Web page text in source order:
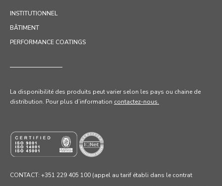
INSTITUTIONNEL
BÂTIMENT
PERFORMANCE COATINGS
La disponibilité des produits peut varier selon les pays ou chaine de
distribution. Pour plus d’information contactez-nous.
CONTACT: +351 229 405 100 (appel au tarif établi dans le contrat